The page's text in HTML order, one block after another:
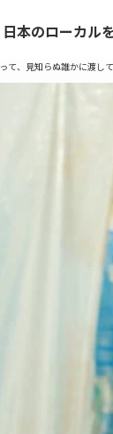
日本のローカル
て、見知らぬ誰かに渡し